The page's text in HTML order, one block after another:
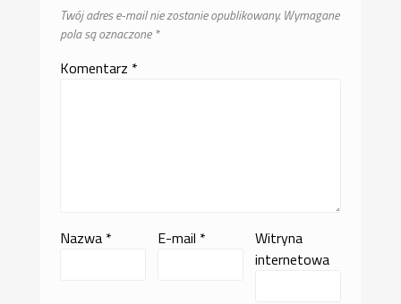
Twój adres e-mail nie zostanie opublikowany. Wymagane
pola są oznaczone*
Komentarz *
Nazwa * E-mail *
Witryna
internetowa